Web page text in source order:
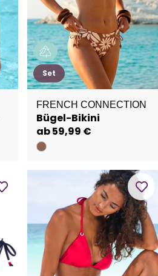
Set
FRENCH CONNECTION
Bügel-Bikini
ab 59,99 €